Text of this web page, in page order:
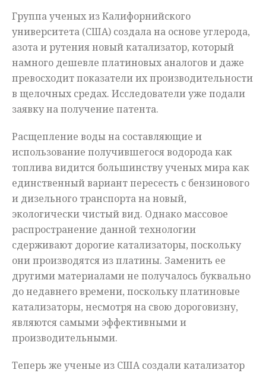
Группа ученых из Калифорнийского
университета (США) создала на основе углерода,
азота и рутения новый катализатор, который
намного дешевле платиновых аналогов и даже
превосходит показатели их производительности
в щелочных средах. Исследователи уже подали
заявку на получение патента.
Расщепление воды на составляющие и
использование получившегося водорода как
топлива видится большинству ученых мира как
единственный вариант пересесть с бензинового
и дизельного транспорта на новый,
экологически чистый вид. Однако массовое
распространение данной технологии
сдерживают дорогие катализаторы, поскольку
они производятся из платины. Заменить ее
другими материалами не получалось буквально
до недавнего времени, поскольку платиновые
катализаторы, несмотря на свою дороговизну,
являются самыми эффективными и
производительными.
Теперь же ученые из США создали катализатор